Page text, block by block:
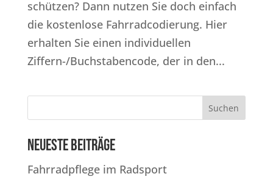
schützen? Dann nutzen Sie doch einfach
die kostenlose Fahrradcodierung. Hier
erhalten Sie einen individuellen
Ziffern-/Buchstabencode, der in den...
Suchen
Neueste Beiträge
Fahrradpflege im Radsport